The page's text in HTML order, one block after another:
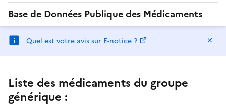
Base de Données Publique des Médicaments
Quel est votre avis sur E-notice ?
Liste des médicaments du groupe
générique :